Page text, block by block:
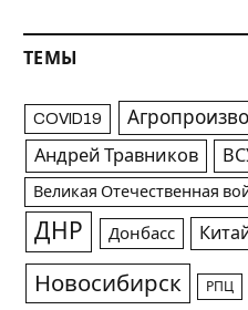
ТЕМЫ
COVID19
Андрей Травников
Великая Отечественная
ДНР Донбасс
Новосибирск РПЦ